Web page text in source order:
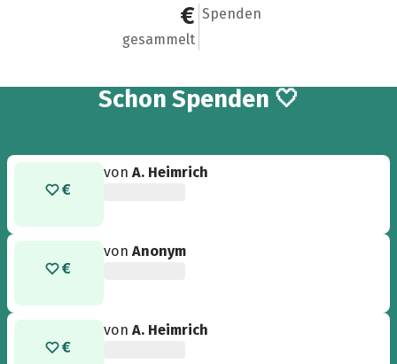
188 €
gesammelt
19
Spenden
Schon 19
Spenden 🤍
vonA. Heimrich
vonAnonym
vonA. Heimrich